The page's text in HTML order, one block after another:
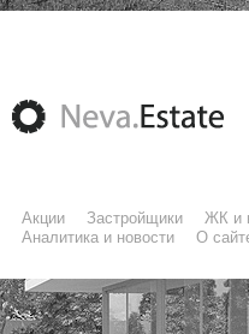
Акции Застройщики ЖК и
Аналитика и новости
О